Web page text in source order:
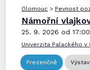
Olomouc > Pevnost
Námořní
25. 9. 2026 od
Univerzita Palackého v
Prezenčně